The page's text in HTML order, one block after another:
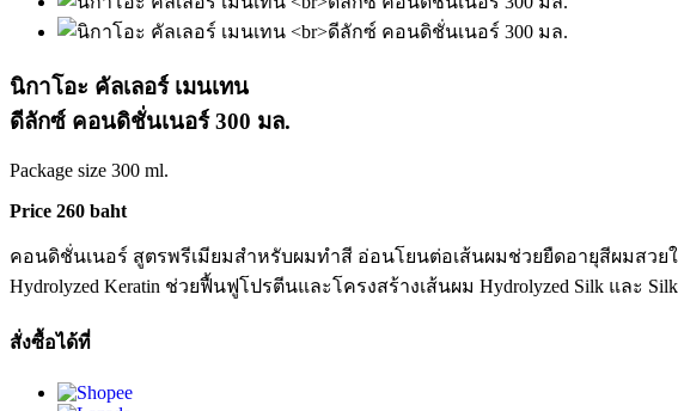
นิกาโอะ คัลเลอร์ เมนเทน
ดีลักซ์ คอนดิชั่นเนอร์ 300 มล.
Package size 300 ml.
Price 260 baht
คอนดิชั่นเนอร์ สูตรพรีเมียมสำหรับผมทำสี อ่อนโยนต่อเส้นผมช่วยยืดอายุสีผมสว
Hydrolyzed Keratin ช่วยฟื้นฟูโปรตีนและโครงสร้างเส้นผม Hydrolyzed Silk และ
สั่งซื้อได้ที่